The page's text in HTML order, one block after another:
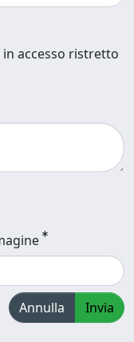
accesso ristretto
Annulla Invia